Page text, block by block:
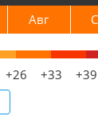
Авг
+26 +33 +39